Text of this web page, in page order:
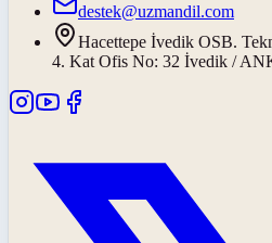
destek@uzmandil.com
Hacettepe İvedik OSB.
4. Kat Ofis No: 32 İvedik /